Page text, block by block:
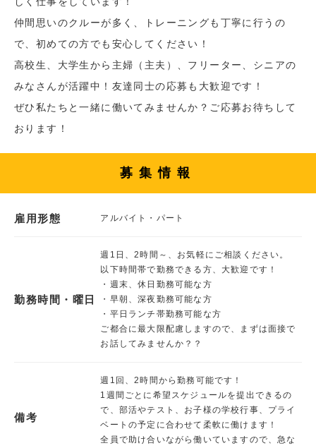
仲間思いのクルーが多く、トレーニングも丁寧に行うの
で、初めての方でも安心してください！
高校生、大学生から主婦（主夫）、フリーター、シニアの
みなさんが活躍中！友達同士の応募も大歓迎です！
ぜひ私たちと一緒に働いてみませんか？ご応募お待ちして
おります！
募集情報
雇用形態 アルバイト・パート
勤務時間・曜日
週1日、2時間～、お気軽にご相談ください。
以下時間帯で勤務できる方、大歓迎です！
・週末、休日勤務可能な方
・早朝、深夜勤務可能な方
・平日ランチ帯勤務可能な方
ご都合に最大限配慮しますので、まずは面接で
お話してみませんか？？
備考
週1回、2時間から勤務可能です！
1週間ごとに希望スケジュールを提出できるの
で、部活やテスト、お子様の学校行事、プライ
ベートの予定に合わせて柔軟に働けます！
全員で助け合いながら働いていますので、急な